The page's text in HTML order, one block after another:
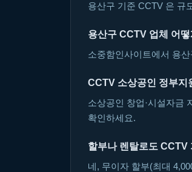
용산구 기준 CCTV 은 규
용산구 CCTV 업체 어
소중함인사이트에서 용
CCTV 소상공인 정부지
소상공인 창업·시설자금
확인하세요.
할부나 렌탈로도 CCTV
네, 무이자 할부(최대